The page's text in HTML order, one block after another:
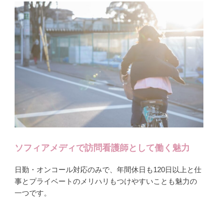
ソフィアメディで訪問看護師として働く魅力
日勤・オンコール対応のみで、年間休日も120日以上と仕
事とプライベートのメリハリもつけやすいことも魅力の
一つです。